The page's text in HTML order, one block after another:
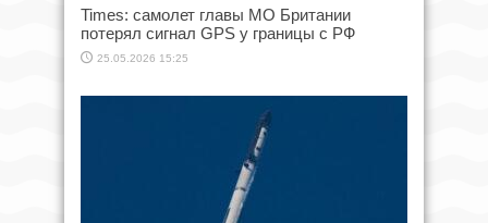
Times: самолет главы МО Британии
потерял сигнал GPS у границы с РФ
25.05.2026 15:25